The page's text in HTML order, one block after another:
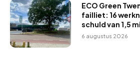
ECO Green
failliet: 16
schuld van 1,5
6 augustus 2026